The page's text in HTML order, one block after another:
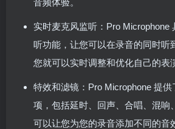
实时麦克风监听：Pro Microphone
听功能，让您可以在录音的同时听
您就可以实时调整和优化自己的表
特效和滤镜：Pro Microphone 提
项，包括延时、回声、合唱、混响
可以让您为您的录音添加不同的音